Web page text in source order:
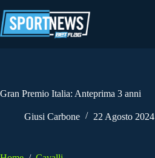
al
contenuto
Gran Premio Italia: Anteprima 3 anni
Giusi Carbone 22 Agosto 2024